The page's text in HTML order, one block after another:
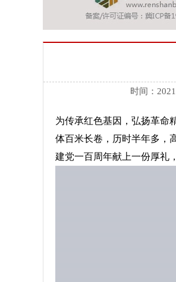
时间：
为传承红色基因，弘扬革命
体百米长卷，历时半年多，
建党一百周年献上一份厚礼